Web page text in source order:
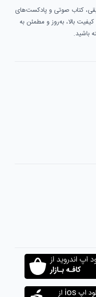
کتاب صوتی و پادکست‌های
بالا، به‌روز و مطمئن به
باشید.